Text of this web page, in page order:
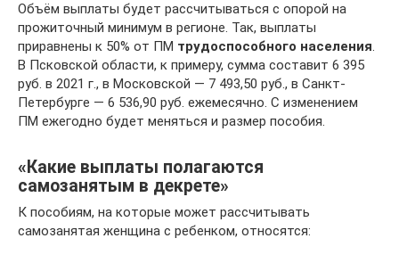
Объём выплаты будет рассчитываться с опорой на
прожиточный минимум в регионе. Так, выплаты
приравнены к 50% от ПМ трудоспособного населения.
В Псковской области, к примеру, сумма составит 6 395
руб. в 2021 г., в Московской — 7 493,50 руб., в Санкт-
Петербурге — 6 536,90 руб. ежемесячно. С изменением
ПМ ежегодно будет меняться и размер пособия.
«Какие выплаты полагаются
самозанятым в декрете»
К пособиям, на которые может рассчитывать
самозанятая женщина с ребенком, относятся: